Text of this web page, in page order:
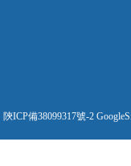
陝ICP備38099317號-2